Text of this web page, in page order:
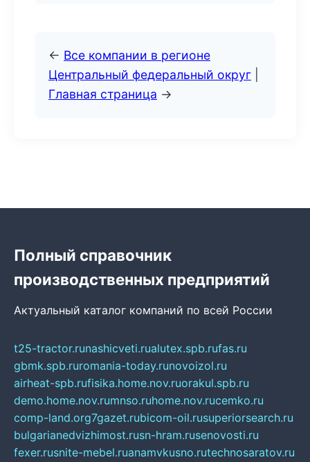
← Все компании в регионе
Центральный федеральный округ
Главная страница →
Полный справочник
производственных предприятий
Актуальный каталог компаний по всей России
t25-tractor.runashicveti.rualutex.spb.rufas.ru
gbmk.spb.ruromania-today.runovoizol.ru
airheat-spb.rufisika.home.nov.ruorakul.spb.ru
demo.home.nov.rumnso.ruhome.nov.rucemko.ru
comp-land.org7gazet.rubicom-oil.rusuperiorsearch.ru
bulgarianedvizhimost.rusn-hram.rusenovosti.ru
fexer.rusnite-mebel.ruanamvkusno.rutechnosaratov.ru